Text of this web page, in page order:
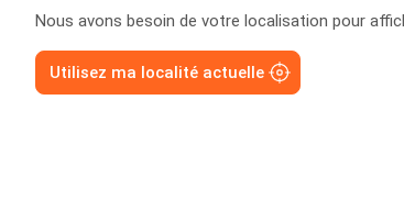
Nous avons besoin de votre localisation pour
Utilisez ma localité actuelle